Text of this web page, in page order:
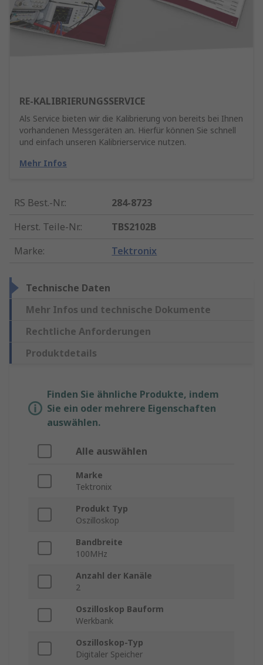
RE-KALIBRIERUNGSSERVICE
Als Service bieten wir die Kalibrierung von bereits bei Ihnen
vorhandenen Messgeräten an. Hierfür können Sie schnell
und einfach unseren Kalibrierservice nutzen.
Mehr Infos
RS Best.-Nr.:
284-8723
Herst. Teile-Nr.:
TBS2102B
Marke: Tektronix
Technische Daten
Mehr Infos und technische Dokumente
Rechtliche Anforderungen
Produktdetails
Finden Sie ähnliche Produkte, indem
Sie ein oder mehrere Eigenschaften
auswählen.
Alle auswählen
Marke
Tektronix
Produkt Typ
Oszilloskop
Bandbreite
100MHz
Anzahl der Kanäle
2
Oszilloskop Bauform
Werkbank
Oszilloskop-Typ
Digitaler Speicher